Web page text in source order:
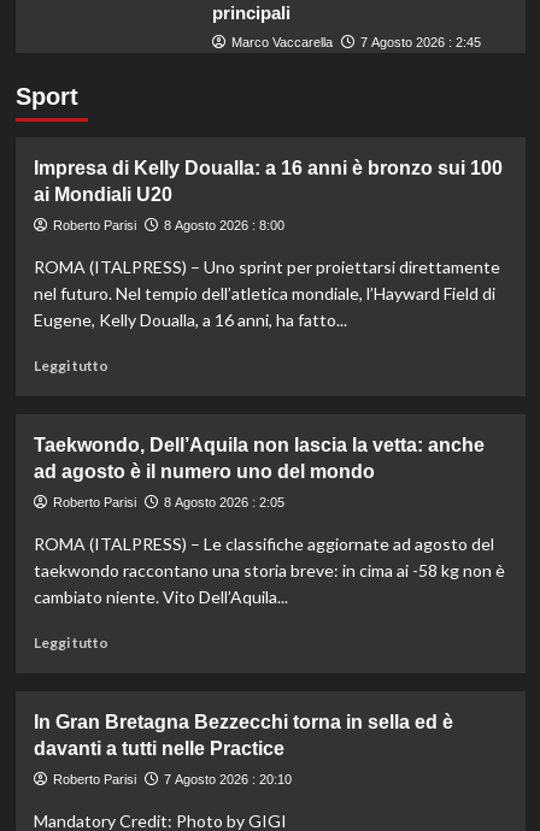
principali
Marco Vaccarella 7 Agosto 2026 : 2:45
Sport
Impresa di Kelly Doualla: a 16 anni è bronzo sui 100
ai Mondiali U20
Roberto Parisi 8 Agosto 2026 : 8:00
ROMA (ITALPRESS) – Uno sprint per proiettarsi direttamente
nel futuro. Nel tempio dell’atletica mondiale, l’Hayward Field di
Eugene, Kelly Doualla, a 16 anni, ha fatto...
Leggi tuttoLeggi
Impresa
di
Kelly
a
16
anni
Mondiali
U20
Taekwondo, Dell’Aquila non lascia la vetta: anche
ad agosto è il numero uno del mondo
Roberto Parisi 8 Agosto 2026 : 2:05
ROMA (ITALPRESS) – Le classifiche aggiornate ad agosto del
taekwondo raccontano una storia breve: in cima ai -58 kg non è
cambiato niente. Vito Dell’Aquila...
Leggi tuttoLeggi
Taekwondo,
Dell’Aquila
non
la
In Gran Bretagna Bezzecchi torna in sella ed è
davanti a tutti nelle Practice
Roberto Parisi 7 Agosto 2026 : 20:10
Mandatory Credit: Photo by GIGI